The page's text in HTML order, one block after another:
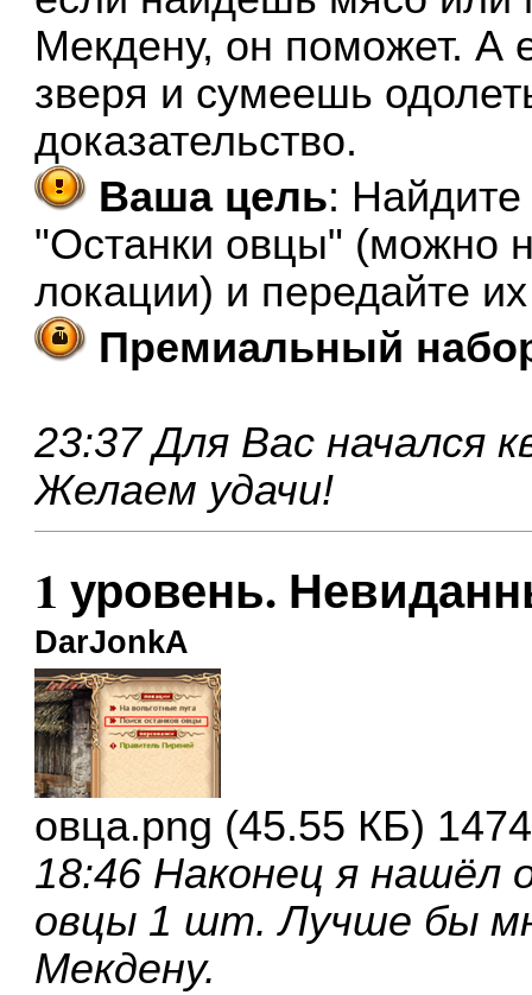
Мекдену, он поможет. А
зверя и сумеешь
доказательство.
Ваша цель:
"Останки овцы" (можно
локации) и передайте
Премиальный
23:37 Для Вас начался
Желаем удачи!
1 уровень.
DarJonkA
овца.png (45.55 КБ)
18:46 Наконец я нашёл
овцы 1 шт. Лучше бы
Мекдену.